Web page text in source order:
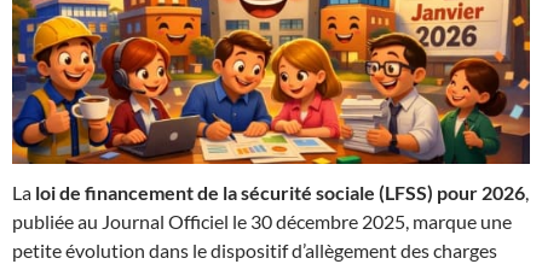
La loi de financement de la sécurité sociale (LFSS) pour 2026,
publiée au Journal Officiel le 30 décembre 2025, marque une
petite évolution dans le dispositif d’allègement des charges